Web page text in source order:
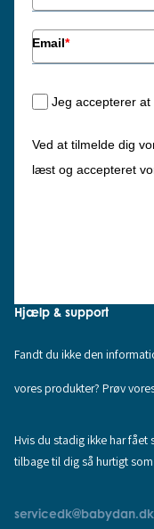
Email*
Jeg accepterer
Ved at tilmelde dig
læst og accepteret
Hjælp & support
Fandt du ikke den
vores produkter? Prøv
Hvis du stadig ikke har fået
tilbage til dig så hurtigt
servicedk@babydan.dk